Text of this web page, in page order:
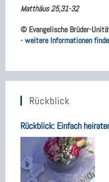
Matthäus 25,31-32
© Evangelische Brüder-
-weitere Informationen
Rückblick
Rückblick: Einfach